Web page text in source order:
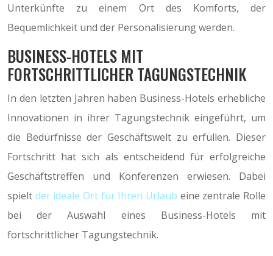
Unterkünfte zu einem Ort des Komforts, der
Bequemlichkeit und der Personalisierung werden.
BUSINESS-HOTELS MIT
FORTSCHRITTLICHER TAGUNGSTECHNIK
In den letzten Jahren haben Business-Hotels erhebliche
Innovationen in ihrer Tagungstechnik eingeführt, um
die Bedürfnisse der Geschäftswelt zu erfüllen. Dieser
Fortschritt hat sich als entscheidend für erfolgreiche
Geschäftstreffen und Konferenzen erwiesen. Dabei
spielt der ideale Ort für Ihren Urlaub eine zentrale Rolle
bei der Auswahl eines Business-Hotels mit
fortschrittlicher Tagungstechnik.